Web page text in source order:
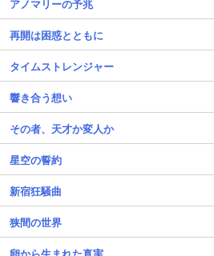
アノマリーの予兆
再開は困惑とともに
タイムストレンジャー
響き合う想い
その者、天才か変人か
星空の誓約
新宿狂騒曲
狭間の世界